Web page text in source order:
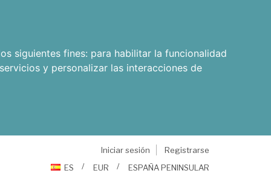
siguientes fines: para habilitar la funcionalidad
y personalizar las interacciones de
Iniciar sesión
Registrarse
ES
EUR ESPAÑA PENINSULAR